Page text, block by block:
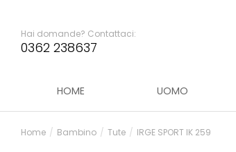
Hai domande? Contattaci:
0362 238637
HOME UOMO
Tu sei qui:
Home Bambino Tute IRGE SPORT IK 259